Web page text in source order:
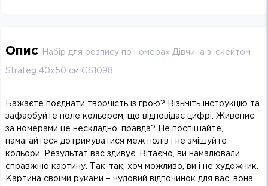
Опис Набір для розпису по номерах Дівчина зі скейтом
Strateg 40х50 см GS1098
Бажаєте поєднати творчість із грою? Візьміть інструкцію та
зафарбуйте поле кольором, що відповідає цифрі. Живопис
за номерами це нескладно, правда? Не поспішайте,
намагайтеся дотримуватися меж полів і не змішуйте
кольори. Результат вас здивує. Вітаємо, ви намалювали
справжню картину. Так-так, хоч можливо, ви і не художник.
Картина своїми руками – чудовий відпочинок для вас, вона